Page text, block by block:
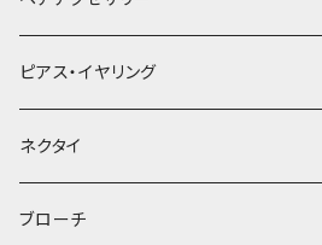
ヘアクリップ
ヘッドドレス・カチューシャ
ヘアゴム
ピアス・イヤリング
ネクタイ
ブローチ